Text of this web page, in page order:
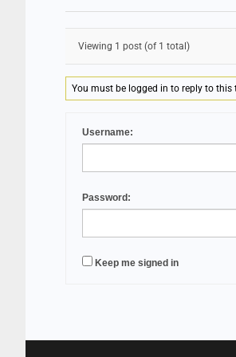
Viewing 1 post (of 1 total)
You must be logged in to reply to this
Username:
Password:
Keep me signed in